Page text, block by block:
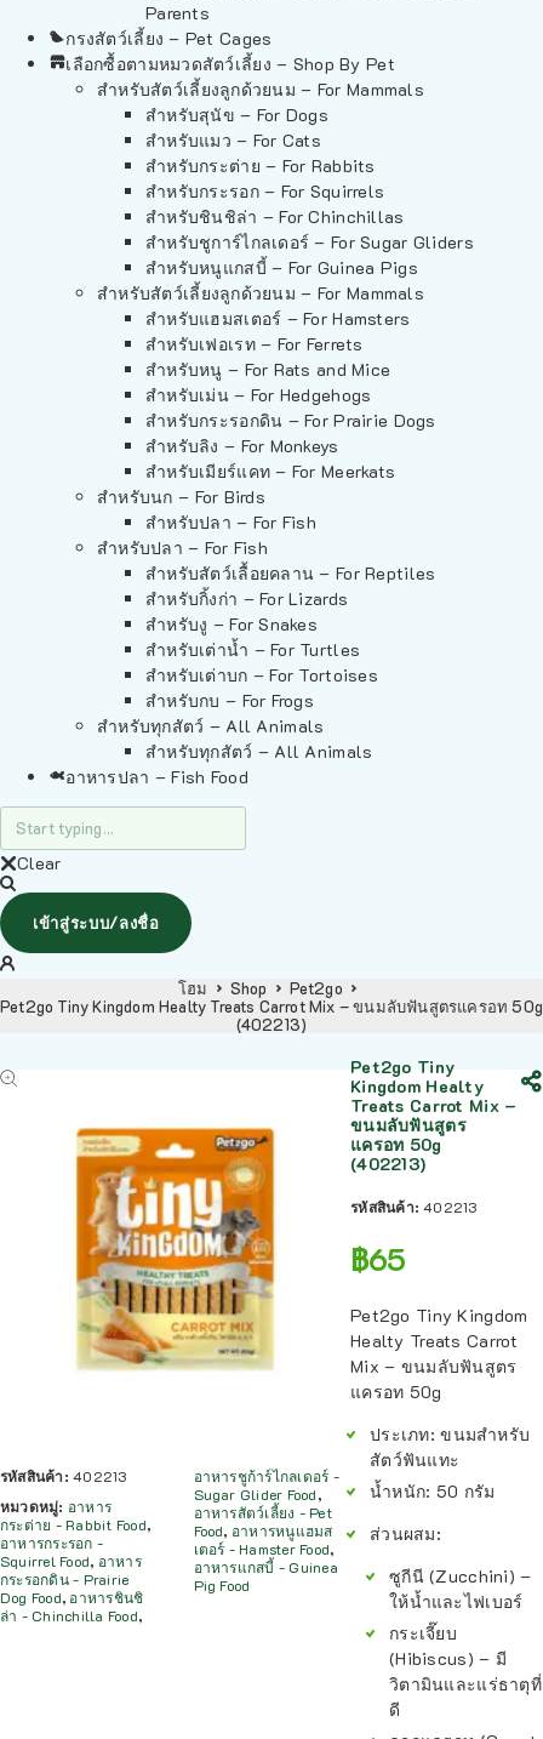
Parents
กรงสัตว์เลี้ยง – Pet Cages
เลือกซื้อตามหมวดสัตว์เลี้ยง – Shop By Pet
สำหรับสัตว์เลี้ยงลูกด้วยนม – For Mammals
สำหรับสุนัข – For Dogs
สำหรับแมว – For Cats
สำหรับกระต่าย – For Rabbits
สำหรับกระรอก – For Squirrels
สำหรับชินชิล่า – For Chinchillas
สำหรับชูการ์ไกลเดอร์ – For Sugar Gliders
สำหรับหนูแกสบี้ – For Guinea Pigs
สำหรับสัตว์เลี้ยงลูกด้วยนม – For Mammals
สำหรับแฮมสเตอร์ – For Hamsters
สำหรับเฟอเรท – For Ferrets
สำหรับหนู – For Rats and Mice
สำหรับเม่น – For Hedgehogs
สำหรับกระรอกดิน – For Prairie Dogs
สำหรับลิง – For Monkeys
สำหรับเมียร์แคท – For Meerkats
สำหรับนก – For Birds
สำหรับปลา – For Fish
สำหรับปลา – For Fish
สำหรับสัตว์เลื้อยคลาน – For Reptiles
สำหรับกิ้งก่า – For Lizards
สำหรับงู – For Snakes
สำหรับเต่าน้ำ – For Turtles
สำหรับเต่าบก – For Tortoises
สำหรับกบ – For Frogs
สำหรับทุกสัตว์ – All Animals
สำหรับทุกสัตว์ – All Animals
อาหารปลา – Fish Food
Clear
เข้าสู่ระบบ/ลงชื่อ
โฮม Shop
Pet2go
Pet2go Tiny Kingdom Healty Treats Carrot Mix – ขนมลับฟันสูตรแครอท 50g
(402213)
รหัสสินค้า:402213
หมวดหมู่: อาหาร
กระต่าย - Rabbit Food,
อาหารกระรอก -
Squirrel Food, อาหาร
กระรอกดิน - Prairie
Dog Food, อาหารชินชิ
ล่า - Chinchilla Food,
อาหารชูก้าร์ไกลเดอร์ -
Sugar Glider Food,
อาหารสัตว์เลี้ยง - Pet
Food, อาหารหนูแฮมส
เตอร์ - Hamster Food,
อาหารแกสบี้ - Guinea
Pig Food
Pet2go Tiny
Kingdom Healty
Treats Carrot Mix –
ขนมลับฟันสูตร
แครอท 50g
(402213)
รหัสสินค้า:402213
฿65
Pet2go Tiny Kingdom
Healty Treats Carrot
Mix – ขนมลับฟันสูตร
แครอท 50g
ประเภท: ขนมสำหรับ
สัตว์ฟันแทะ
น้ำหนัก: 50 กรัม
ส่วนผสม:
ซูกีนี (Zucchini) –
ให้น้ำและไฟเบอร์
กระเจี๊ยบ
(Hibiscus) – มี
วิตามินและแร่ธาตุที่
ดี